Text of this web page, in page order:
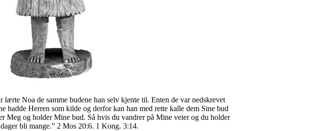
Noa de samme budene han selv kjente til. Enten de var nedskrevet
Herren som kilde og derfor kan han med rette kalle dem Sine bud
Meg og holder Mine bud. Så hvis du vandrer på Mine veier og du holder
bli mange.” 2 Mos 20:6. 1 Kong. 3:14.